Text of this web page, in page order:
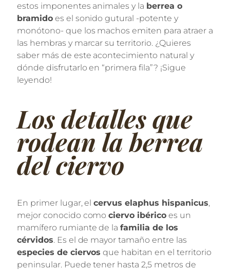
estos imponentes animales y la berrea o
bramidoes el sonido gutural -potente y
monótono- que los machos emiten para atraer a
las hembras y marcar su territorio. ¿Quieres
saber más de este acontecimiento natural y
dónde disfrutarlo en “primera fila”? ¡Sigue
leyendo!
Los detalles que
rodean la berrea
del ciervo
En primer lugar, elcervus elaphus hispanicus,
mejor conocido comociervo ibérico es un
mamífero rumiante de lafamilia de los
cérvidos. Es el de mayor tamaño entre las
especies de ciervos que habitan en el territorio
peninsular. Puede tener hasta 2,5 metros de